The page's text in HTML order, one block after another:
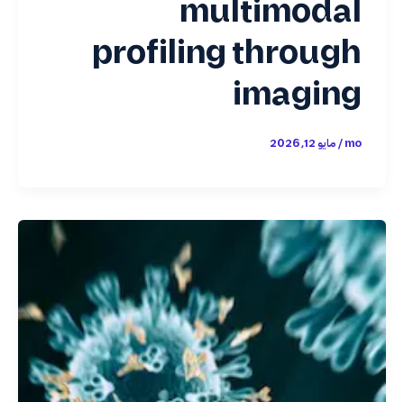
multimodal
profiling through
imaging
mo
/ مايو 12, 2026